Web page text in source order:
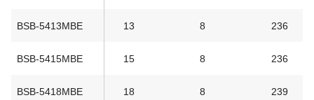
BSB-5413MBE 13 8 236
BSB-5415MBE 15 8 236
BSB-5418MBE 18 8 239